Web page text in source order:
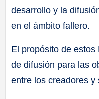
desarrollo y la
en el ámbito fallero.
El propósito de
de difusión para las
entre los creadores y